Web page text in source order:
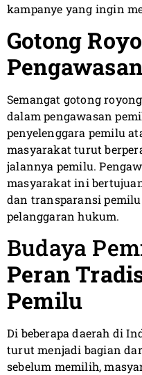
kampanye yang ingin
Gotong
Semangat gotong
dalam pengawasan
penyelenggara pemilu
masyarakat turut
jalannya pemilu.
masyarakat ini
dan transparansi
pelanggaran hukum.
Budaya
Peran
Pemilu
Di beberapa daerah di
turut menjadi bagian
sebelum memilih,